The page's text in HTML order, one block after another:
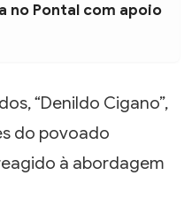
no Pontal com apoio
“Denildo Cigano”,
do povoado
à abordagem